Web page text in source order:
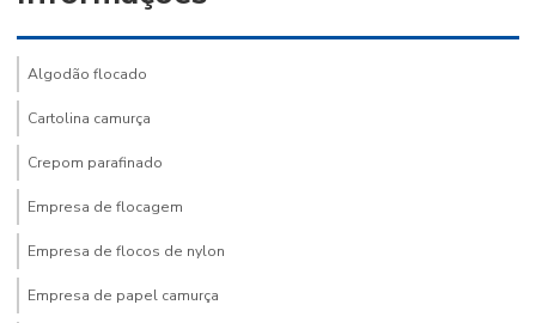
Algodão flocado
Cartolina camurça
Crepom parafinado
Empresa de flocagem
Empresa de flocos de nylon
Empresa de papel camurça